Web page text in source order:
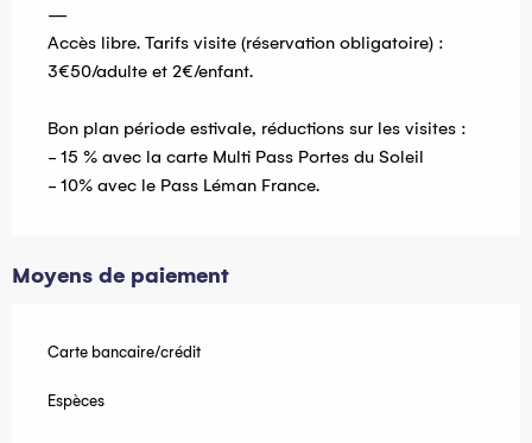
—
Accès libre. Tarifs visite (réservation obligatoire) :
3€50/adulte et 2€/enfant.
Bon plan période estivale, réductions sur les visites :
- 15 % avec la carte Multi Pass Portes du Soleil
- 10% avec le Pass Léman France.
Moyens de paiement
Carte bancaire/crédit
Espèces